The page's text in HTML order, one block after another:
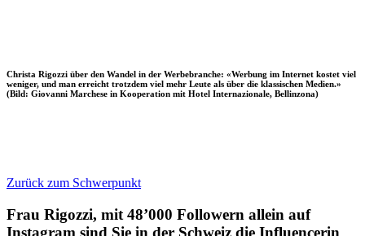
Christa Rigozzi über den Wandel in der Werbebranche: «Werbung im Internet kostet viel
weniger, und man erreicht trotzdem viel mehr Leute als über die klassischen Medien.»
(Bild: Giovanni Marchese in Kooperation mit Hotel Internazionale, Bellinzona)
Zurück zum Schwerpunkt
Frau Rigozzi, mit 48’000 Followern allein auf
Instagram sind Sie in der Schweiz die Influencerin